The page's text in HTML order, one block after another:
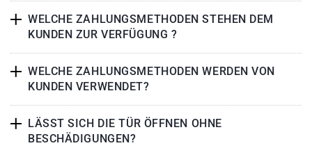
WELCHE ZAHLUNGSMETHODEN STEHEN DEM
KUNDEN ZUR VERFÜGUNG ?
WELCHE ZAHLUNGSMETHODEN WERDEN VON
KUNDEN VERWENDET?
LÄSST SICH DIE TÜR ÖFFNEN OHNE
BESCHÄDIGUNGEN?